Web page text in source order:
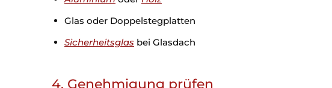
Glas oder Doppelstegplatten
Sicherheitsglas bei Glasdach
4. Genehmigung prüfen